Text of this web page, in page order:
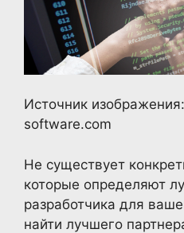
Источник
software.com
Не существует
которые определяют
разработчика для
найти лучшего